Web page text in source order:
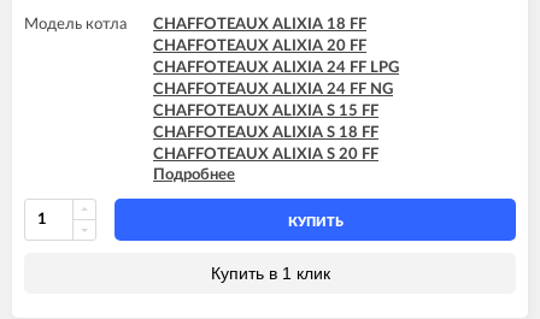
Модель котла
CHAFFOTEAUX ALIXIA 18 FF
CHAFFOTEAUX ALIXIA 20 FF
CHAFFOTEAUX ALIXIA 24 FF LPG
CHAFFOTEAUX ALIXIA 24 FF NG
CHAFFOTEAUX ALIXIA S 15 FF
CHAFFOTEAUX ALIXIA S 18 FF
CHAFFOTEAUX ALIXIA S 20 FF
CHAFFOTEAUX ALIXIA S 24 FF
CHAFFOTEAUX ALIXIA SIMPLE 18 FF
CHAFFOTEAUX ALIXIA SIMPLE 24 FF
CHAFFOTEAUX ALIXIA SIMPLE S 18 FF
CHAFFOTEAUX ALIXIA SIMPLE ULTRA 18 FF
Подробнее
КУПИТЬ
Купить в 1 клик